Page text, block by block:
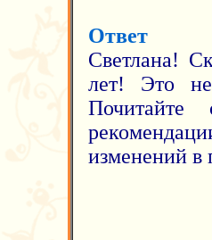
Ответ
Светлана!
лет! Это
изменений в